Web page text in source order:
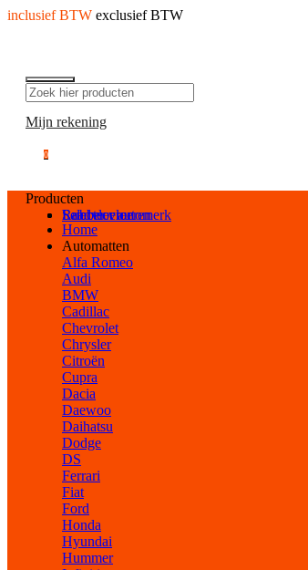
inclusief BTW exclusief BTW
Mijn rekening
0
Producten
Selecteer automerk
Laadvloeren
Rubber vloeren
Home
Automatten
Alfa Romeo
Audi
BMW
Cadillac
Chevrolet
Chrysler
Citroën
Cupra
Dacia
Daewoo
Daihatsu
Dodge
DS
Ferrari
Fiat
Ford
Honda
Hyundai
Hummer